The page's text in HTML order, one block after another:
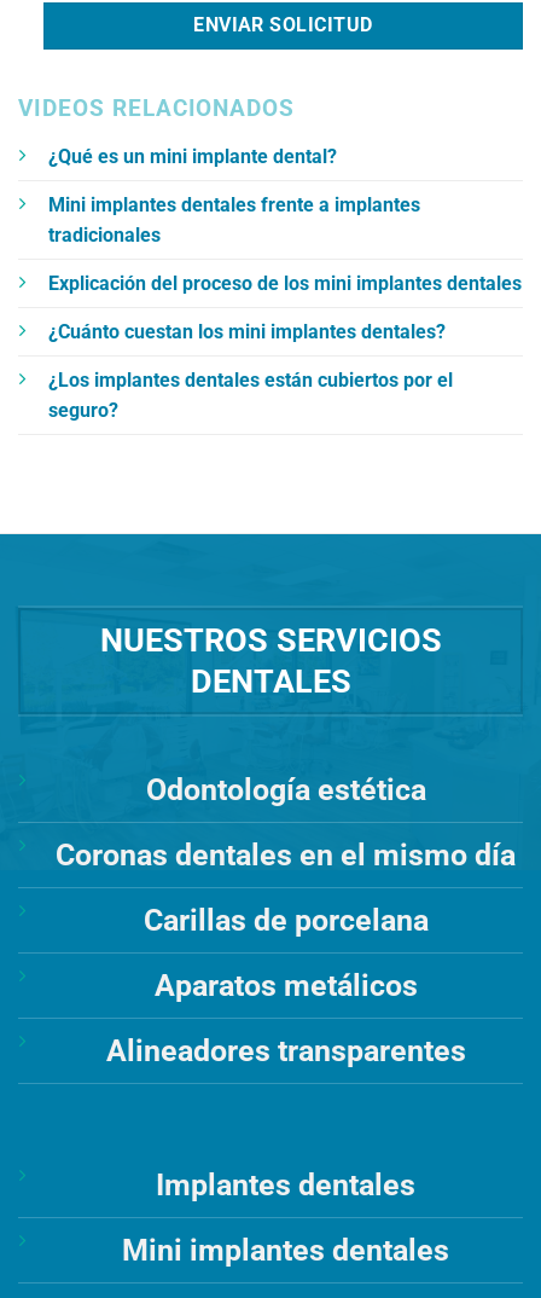
VIDEOS RELACIONADOS
¿Qué es un mini implante dental?
Mini implantes dentales frente a implantes
tradicionales
Explicación del proceso de los mini implantes dentales
¿Cuánto cuestan los mini implantes dentales?
¿Los implantes dentales están cubiertos por el
seguro?
NUESTROS SERVICIOS
DENTALES
Odontología estética
Coronas dentales en el mismo día
Carillas de porcelana
Aparatos metálicos
Alineadores transparentes
Implantes dentales
Mini implantes dentales